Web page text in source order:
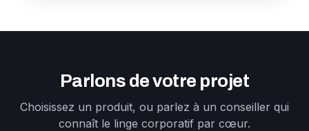
Parlons de votre projet
Choisissez un produit, ou parlez à un conseiller qui
connaît le linge corporatif par cœur.